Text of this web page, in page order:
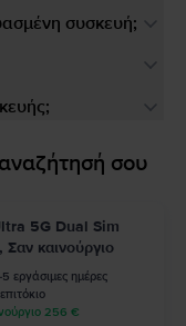
συσκευή;
σου
5G Dual Sim
καινούργιο
εργάσιμες ημέρες
256 €